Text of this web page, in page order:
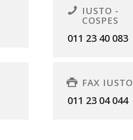
IUSTO -
COSPES
011 23 40 083
FAX IUSTO
011 23 04 044